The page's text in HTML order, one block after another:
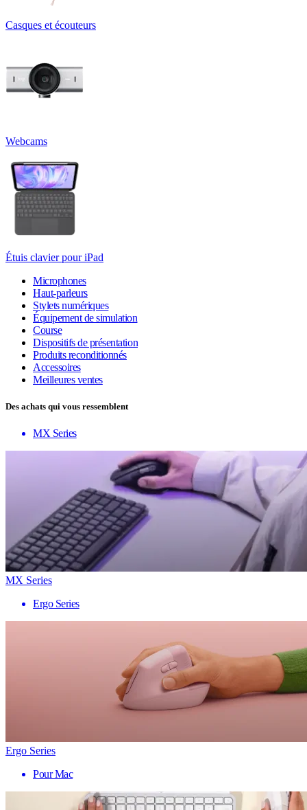
Casques et écouteurs
Webcams
Étuis clavier pour iPad
Microphones
Haut-parleurs
Stylets numériques
Équipement de simulation
Course
Dispositifs de présentation
Produits reconditionnés
Accessoires
Meilleures ventes
Des achats qui vous ressemblent
MX Series
MX Series
Ergo Series
Ergo Series
Pour Mac